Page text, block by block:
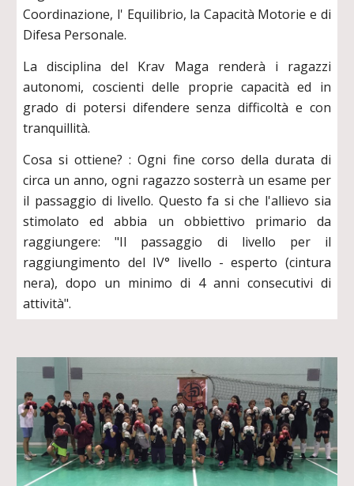
Coordinazione, l' Equilibrio, la Capacità Motorie e di
Difesa Personale.
La disciplina del Krav Maga renderà i ragazzi
autonomi, coscienti delle proprie capacità ed in
grado di potersi difendere senza difficoltà e con
tranquillità.
Cosa si ottiene? : Ogni fine corso della durata di
circa un anno, ogni ragazzo sosterrà un esame per
il passaggio di livello. Questo fa si che l'allievo sia
stimolato ed abbia un obbiettivo primario da
raggiungere: "Il passaggio di livello per il
raggiungimento del IV° livello - esperto (cintura
nera), dopo un minimo di 4 anni consecutivi di
attività".